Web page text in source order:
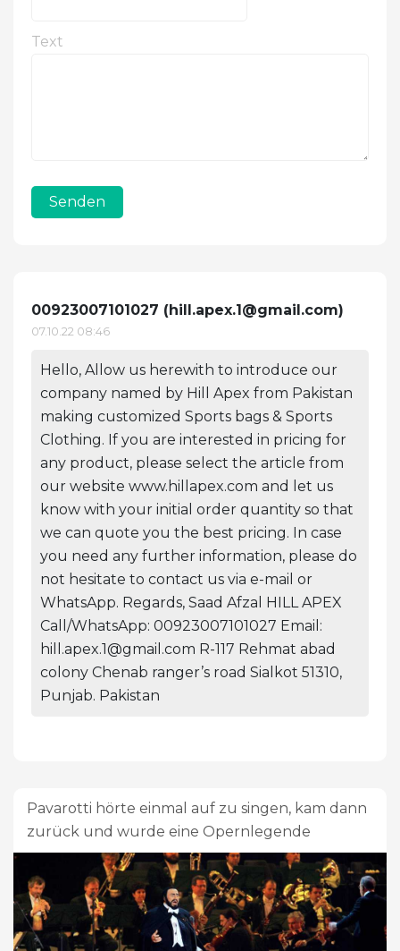
Text
Senden
00923007101027 (hill.apex.1@gmail.com)
07.10.22 08:46
Hello, Allow us herewith to introduce our
company named by Hill Apex from Pakistan
making customized Sports bags & Sports
Clothing. If you are interested in pricing for
any product, please select the article from
our website www.hillapex.com and let us
know with your initial order quantity so that
we can quote you the best pricing. In case
you need any further information, please do
not hesitate to contact us via e-mail or
WhatsApp. Regards, Saad Afzal HILL APEX
Call/WhatsApp: 00923007101027 Email:
hill.apex.1@gmail.com R-117 Rehmat abad
colony Chenab ranger’s road Sialkot 51310,
Punjab. Pakistan
Pavarotti hörte einmal auf zu singen, kam dann
zurück und wurde eine Opernlegende